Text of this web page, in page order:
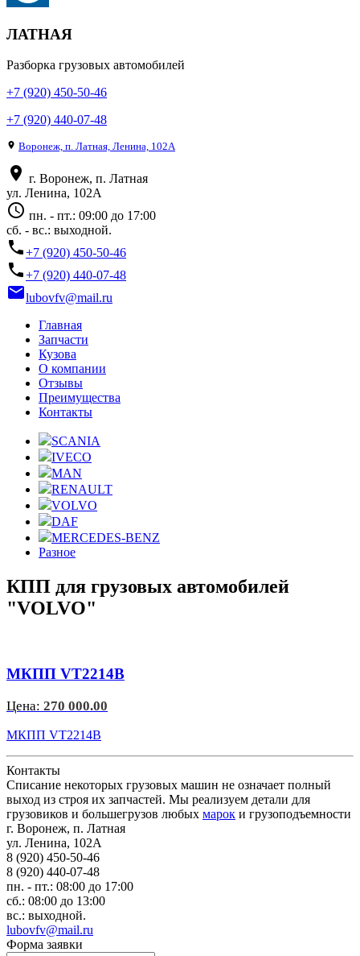
ЛАТНАЯ
Разборка грузовых автомобилей
+7 (920) 450-50-46
+7 (920) 440-07-48
place Воронеж, п. Латная, Ленина, 102А
place г. Воронеж, п. Латная
ул. Ленина, 102А
access_time пн. - пт.: 09:00 до 17:00
сб. - вс.: выходной.
phone+7 (920) 450-50-46
phone+7 (920) 440-07-48
emaillubovfv@mail.ru
Главная
Запчасти
Кузова
О компании
Отзывы
Преимущества
Контакты
SCANIA
IVECO
MAN
RENAULT
VOLVO
DAF
MERCEDES-BENZ
Разное
КПП для грузовых автомобилей
"VOLVO"
МКПП VT2214B
Цена: 270 000.00
МКПП VT2214B
Контакты
Списание некоторых грузовых машин не означает полный
выход из строя их запчастей. Мы реализуем детали для
грузовиков и большегрузов любых марок и грузоподъемности
г. Воронеж, п. Латная
ул. Ленина, 102А
8 (920) 450-50-46
8 (920) 440-07-48
пн. - пт.: 08:00 до 17:00
сб.: 08:00 до 13:00
вс.: выходной.
lubovfv@mail.ru
Форма заявки